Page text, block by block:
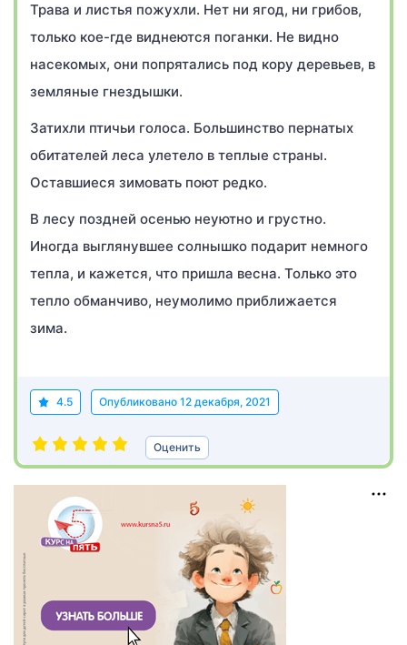
Трава и листья пожухли. Нет ни ягод, ни грибов,
только кое-где виднеются поганки. Не видно
насекомых, они попрятались под кору деревьев, в
земляные гнездышки.
Затихли птичьи голоса. Большинство пернатых
обитателей леса улетело в теплые страны.
Оставшиеся зимовать поют редко.
В лесу поздней осенью неуютно и грустно.
Иногда выглянувшее солнышко подарит немного
тепла, и кажется, что пришла весна. Только это
тепло обманчиво, неумолимо приближается
зима.
4.5 Опубликовано 12 декабря, 2021
Оценить